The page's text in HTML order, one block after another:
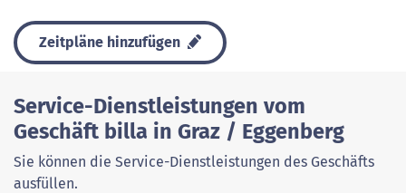
Zeitpläne hinzufügen
Service-Dienstleistungen vom
Geschäft billa in Graz / Eggenberg
Sie können die Service-Dienstleistungen des Geschäfts
ausfüllen.